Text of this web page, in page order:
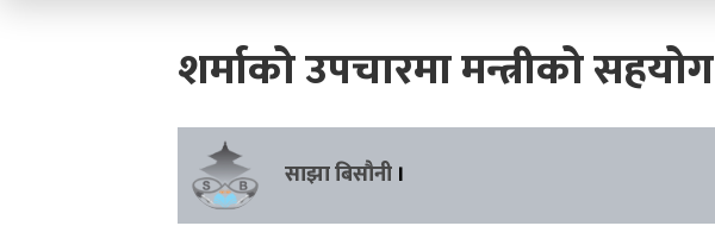
शर्माको उपचारमा मन्त्रीको सहयोग
साझा बिसौनी ।